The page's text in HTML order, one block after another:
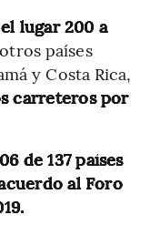
lugar 200 a
países
y Costa Rica,
carreteros por
de 137 países
al Foro